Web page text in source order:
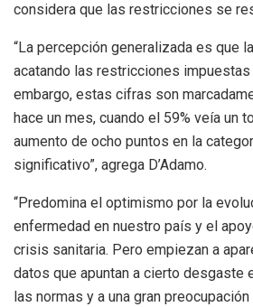
considera que las restricciones se
“La percepción generalizada es que
acatando las restricciones
embargo, estas cifras son
hace un mes, cuando el 59% veía un
aumento de ocho puntos en la
significativo”, agrega D’Adamo.
“Predomina el optimismo por la
enfermedad en nuestro país y el
crisis sanitaria. Pero empiezan a
datos que apuntan a cierto desgaste
las normas y a una gran